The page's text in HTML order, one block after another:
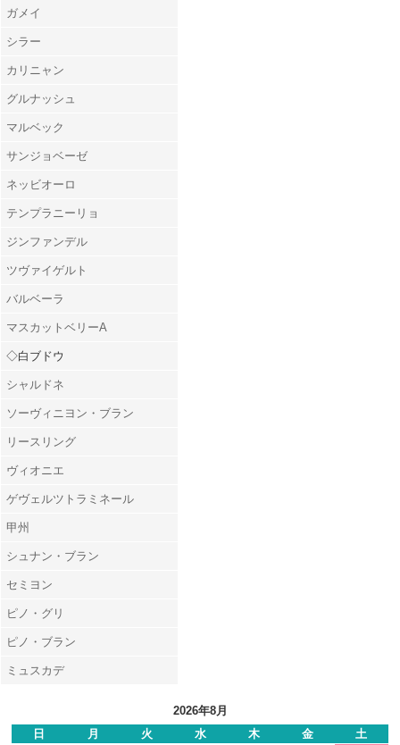
ガメイ
シラー
カリニャン
グルナッシュ
マルベック
サンジョベーゼ
ネッビオーロ
テンプラニーリョ
ジンファンデル
ツヴァイゲルト
バルベーラ
マスカットベリーA
◇白ブドウ
シャルドネ
ソーヴィニヨン・ブラン
リースリング
ヴィオニエ
ゲヴェルツトラミネール
甲州
シュナン・ブラン
セミヨン
ピノ・グリ
ピノ・ブラン
ミュスカデ
2026年8月
日
月 火 水 木 金
土